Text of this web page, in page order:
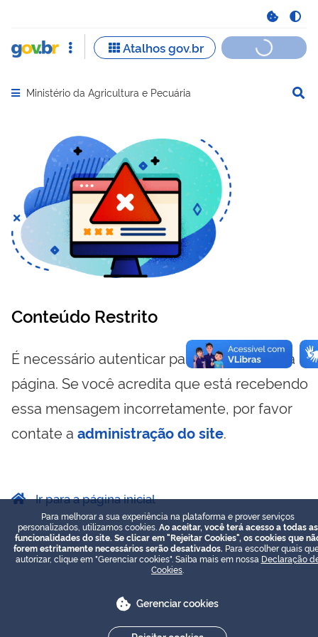
Abrir menu principal de navegação
Ministério da Agricultura e Pecuária
Conteúdo Restrito
É necessário autenticar para visualizar essa
página. Se você acredita que está recebendo
essa mensagem incorretamente, por favor
contate a administração do site.
Ir para a página inicial
Para melhorar a sua experiência na plataforma e prover serviços
personalizados, utilizamos cookies. Ao aceitar, você terá acesso a todas as
funcionalidades do site. Se clicar em "Rejeitar Cookies", os cookies que
forem estritamente necessários serão desativados. Para escolher quais
autorizar, clique em "Gerenciar cookies". Saiba mais em nossa Declaração
Cookies
Gerenciar cookies